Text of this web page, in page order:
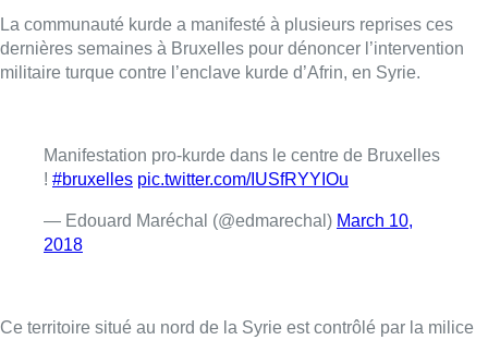
La communauté kurde a manifesté à plusieurs reprises ces
dernières semaines à Bruxelles pour dénoncer l’intervention
militaire turque contre l’enclave kurde d’Afrin, en Syrie.
Manifestation pro-kurde dans le centre de Bruxelles
! #bruxelles pic.twitter.com/IUSfRYYIOu
— Edouard Maréchal (@edmarechal) March 10,
2018
Ce territoire situé au nord de la Syrie est contrôlé par la milice